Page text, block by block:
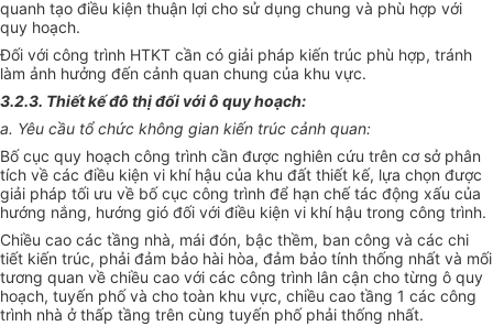
quanh tạo điều kiện thuận lợi cho sử dụng chung và phù hợp với
quy hoạch.
Đối với công trình HTKT cần có giải pháp kiến trúc phù hợp, tránh
làm ảnh hưởng đến cảnh quan chung của khu vực.
3.2.3. Thiết kế đô thị đối với ô quy hoạch:
a. Yêu cầu tổ chức không gian kiến trúc cảnh quan:
Bố cục quy hoạch công trình cần được nghiên cứu trên cơ sở phân
tích về các điều kiện vi khí hậu của khu đất thiết kế, lựa chọn được
giải pháp tối ưu về bố cục công trình để hạn chế tác động xấu của
hướng nắng, hướng gió đối với điều kiện vi khí hậu trong công trình.
Chiều cao các tầng nhà, mái đón, bậc thềm, ban công và các chi
tiết kiến trúc, phải đảm bảo hài hòa, đảm bảo tính thống nhất và mối
tương quan về chiều cao với các công trình lân cận cho từng ô quy
hoạch, tuyến phố và cho toàn khu vực, chiều cao tầng 1 các công
trình nhà ở thấp tầng trên cùng tuyến phố phải thống nhất.